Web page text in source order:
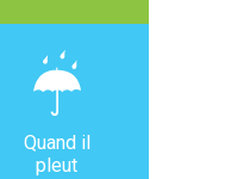
Quand il
pleut